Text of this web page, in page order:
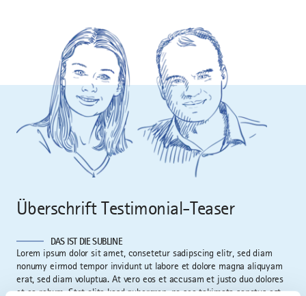
Überschrift Testimonial-Teaser
DAS IST DIE SUBLINE
Lorem ipsum dolor sit amet, consetetur sadipscing elitr, sed diam
nonumy eirmod tempor invidunt ut labore et dolore magna aliquyam
erat, sed diam voluptua. At vero eos et accusam et justo duo dolores
et ea rebum. Stet clita kasd gubergren, no sea takimata sanctus est